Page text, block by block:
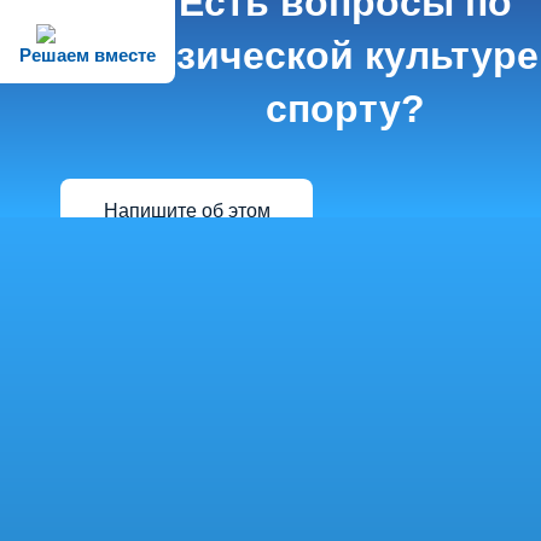
Решаем вместефизической
спорту?
Напишите об этом